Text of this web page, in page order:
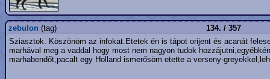
zebulon (tag)
134. / 357
Sziasztok. Köszönöm az infokat.Etetek én is tápot orijent és acanát
marhával meg a vaddal hogy most nem nagyon tudok
marhabendőt,pacalt egy Holland ismerősöm etette a verseny-